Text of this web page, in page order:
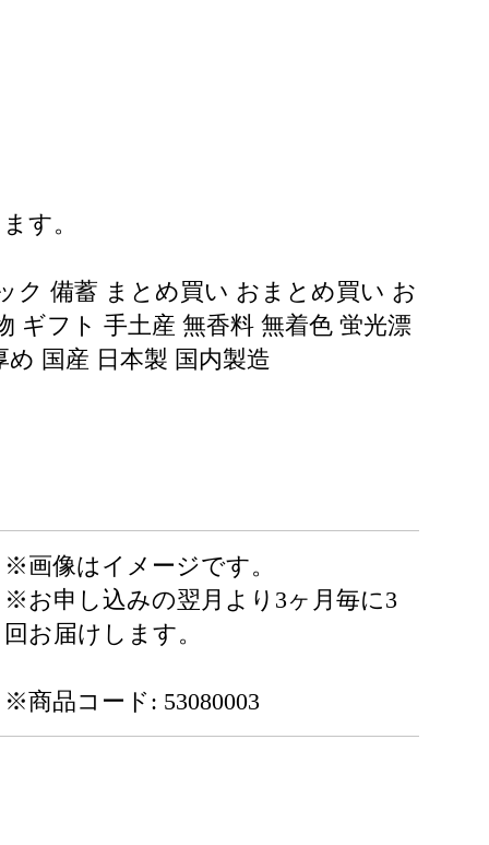
す。
ク 備蓄 まとめ買い おまとめ買い お
ギフト 手土産 無香料 無着色 蛍光漂
国産 日本製 国内製造
※画像はイメージです。
※お申し込みの翌月より3ヶ月毎に3
回お届けします。
※商品コード: 53080003